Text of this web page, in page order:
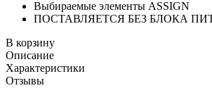
Выбираемые элементы ASSIGN
ПОСТАВЛЯЕТСЯ БЕЗ БЛОКА
В корзину
Описание
Характеристики
Отзывы